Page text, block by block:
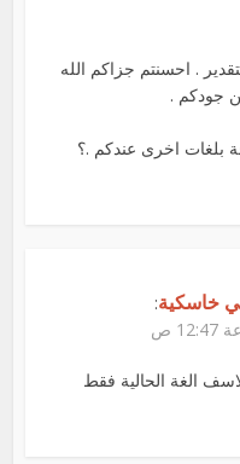
. احسنتم جزاكم الله
جودكم .
بلغات اخرى عندكم .؟
خاسكية:
الغة الحالية فقط